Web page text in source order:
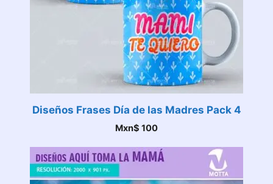
Diseños Frases Día de las Madres Pack 4
Mxn$ 100